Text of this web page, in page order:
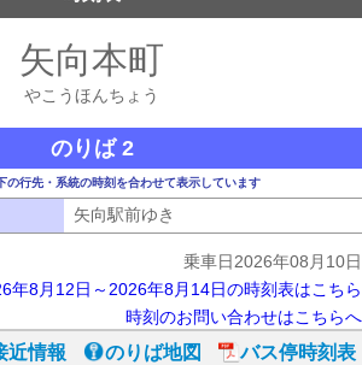
矢向本町
やこうほんちょう
のりば 2
の行先・系統の時刻を合わせて表示しています
矢向駅前ゆき
乗車日2026年08月10日
年8月12日～2026年8月14日の時刻表はこちら
時刻のお問い合わせはこちらへ
近情報 のりば地図 バス停時刻表